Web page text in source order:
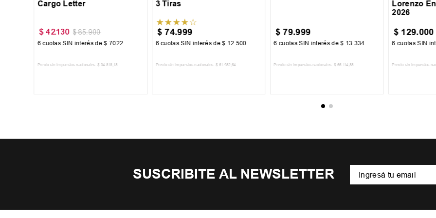
Cargo Letter
$ 42.130 $ 85.900
6 cuotas SIN interés de$ 7022
Precio sin impuestos nacionales: $ 34.818 ,18
3 Tiras
★★★★☆
$ 74.999
6 cuotas SIN interés de$ 12 .500
Precio sin impuestos nacionales: $ 61 .982 ,64
$ 79.999
6 cuotas SIN interés de$ 13 334
Precio sin impuestos nacionales: $ 66. 114 ,88
Lorenzo
2026
$ 129.000
6 cuotas SIN
Precio sin impuestos
SUSCRIBITE AL NEWSLETTER